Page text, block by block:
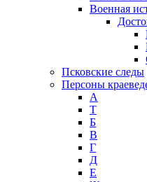
Военная
Псковские следы
Персоны
А
T
Б
В
Г
Д
Е